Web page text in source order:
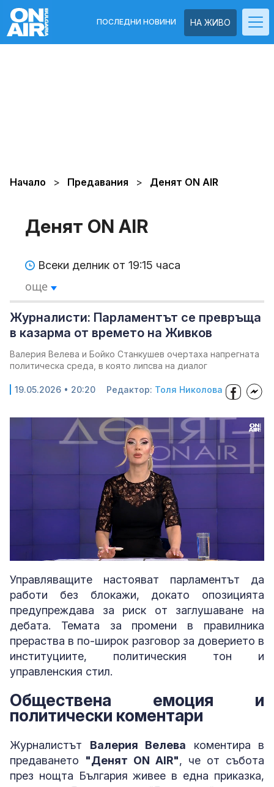
НА ЖИВО
ПОСЛЕДНИ НОВИНИ
Начало Предавания Денят ON AIR
Денят ON AIR
Всеки делник от 19:15 часа
още
Журналисти: Парламентът се превръща
в казарма от времето на Живков
Валерия Велева и Бойко Станкушев очертаха напрегната
политическа среда, в която липсва на диалог
19.05.2026 • 20:20 Редактор: Толя Николова
2.82%
Управляващите настояват парламентът да
работи без блокажи, докато опозицията
предупреждава за риск от заглушаване на
дебата. Темата за промени в правилника
прераства в по-широк разговор за доверието в
институциите, политическия тон и
управленския стил.
Обществена емоция и
политически коментари
Журналистът Валерия Велева коментира в
предаването "Денят ON AIR", че от събота
през нощта България живее в една приказка,